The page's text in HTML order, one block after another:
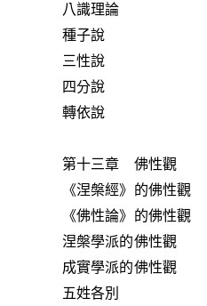
八識理論
種子說
三性說
四分說
轉依說
第十三章 佛性觀
《涅槃經》的佛性觀
《佛性論》的佛性觀
涅槃學派的佛性觀
成實學派的佛性觀
五姓各別